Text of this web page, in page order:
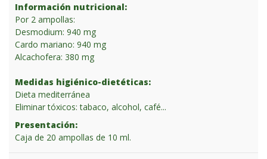
Información nutricional:
Por 2 ampollas:
Desmodium: 940 mg
Cardo mariano: 940 mg
Alcachofera: 380 mg
Medidas higiénico-dietéticas:
Dieta mediterránea
Eliminar tóxicos: tabaco, alcohol, café...
Presentación:
Caja de 20 ampollas de 10 ml.